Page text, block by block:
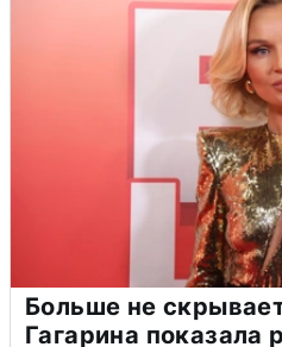
Больше не
Гагарина показала